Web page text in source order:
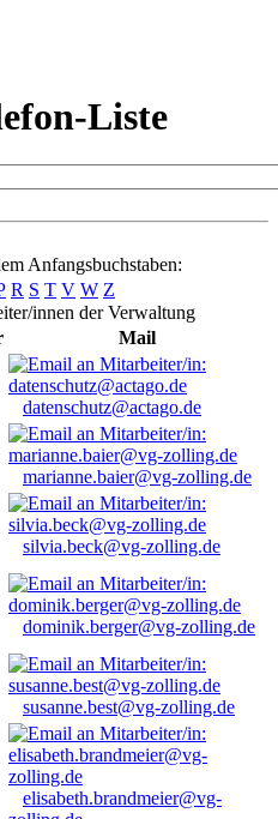
Liste
Anfangsbuchstaben:
R S T V W Z
innen der Verwaltung
Mail
datenschutz@actago.de
marianne.baier@vg-zolling.de
silvia.beck@vg-zolling.de
dominik.berger@vg-zolling.de
susanne.best@vg-zolling.de
elisabeth.brandmeier@vg-